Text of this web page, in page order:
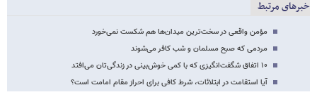
خبرهای مرتبط
مؤمن واقعی در سخت‌ترین میدان‌ها هم شکست نمی‌خورد
مردمی که صبح مسلمان و شب کافر می‌شوند
۱۰ اتفاق شگفت‌انگیزی که با کمی خوش‌بینی در زندگی‌تان می‌افتد
آیا استقامت در ابتلائات، شرط کافی برای احراز مقام امامت است؟